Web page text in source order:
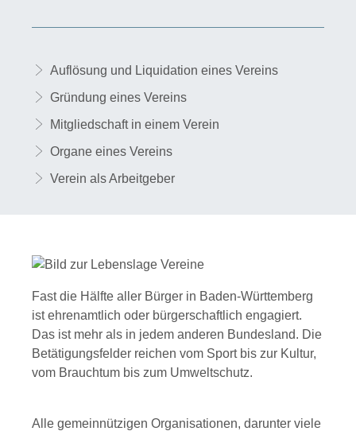
Auflösung und Liquidation eines Vereins
Gründung eines Vereins
Mitgliedschaft in einem Verein
Organe eines Vereins
Verein als Arbeitgeber
Fast die Hälfte aller Bürger in Baden-Württemberg
ist ehrenamtlich oder bürgerschaftlich engagiert.
Das ist mehr als in jedem anderen Bundesland. Die
Betätigungsfelder reichen vom Sport bis zur Kultur,
vom Brauchtum bis zum Umweltschutz.
Alle gemeinnützigen Organisationen, darunter viele